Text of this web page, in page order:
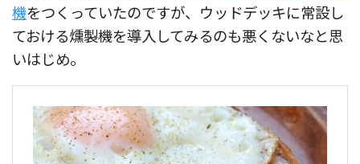
機をつくっていたのですが、ウッドデッキに常設し
ておける燻製機を導入してみるのも悪くないなと思
いはじめ。